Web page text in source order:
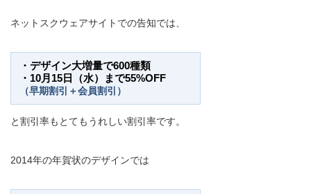
ネットスクウェアサイトでの告知では、
・デザイン大増量で600種類
・10月15日（水）まで55%OFF
（早期割引＋会員割引）
と割引率もとてもうれしい割引率です。
2014年の年賀状のデザインでは